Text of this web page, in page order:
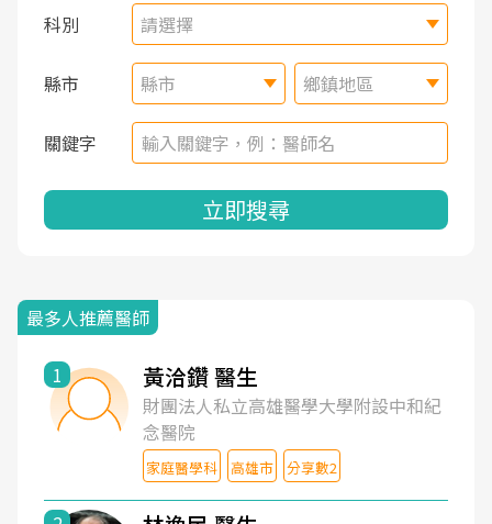
科別 請選擇
縣市 縣市 鄉鎮地區
關鍵字
立即搜尋
最多人推薦醫師
1 黃洽鑽 醫生
財團法人私立高雄醫學大學附設中和紀
念醫院
家庭醫學科 高雄市 分享數2